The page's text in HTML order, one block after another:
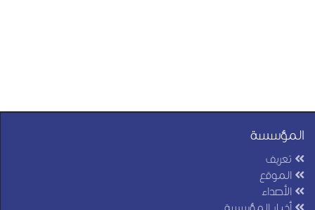
المؤسسة
تعريف
الموقع
الأصداء
أخبار المؤسسة